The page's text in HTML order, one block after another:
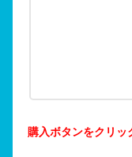
購入ボタンをクリ